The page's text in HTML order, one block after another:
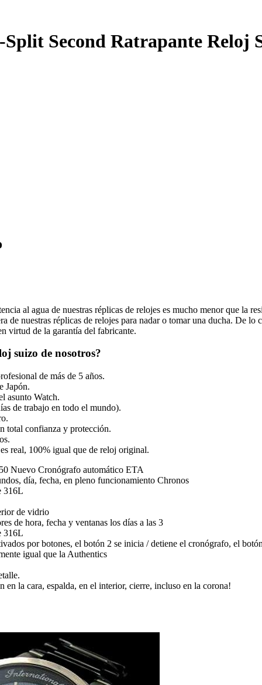
Second Ratrapante Reloj
al agua de nuestras réplicas de relojes es mucho menor que la
de nuestras réplicas de relojes para nadar o tomar una ducha. De lo
virtud de la garantía del fabricante.
suizo de nosotros?
de más de 5 años.
Japón.
asunto Watch.
de trabajo en todo el mundo).
total confianza y protección.
real, 100% igual que de reloj original.
Nuevo Cronógrafo automático ETA
día, fecha, en pleno funcionamiento Chronos
316L
de vidrio
de hora, fecha y ventanas los días a las 3
316L
por botones, el botón 2 se inicia / detiene el cronógrafo, el
igual que la Authentics
en la cara, espalda, en el interior, cierre, incluso en la corona!